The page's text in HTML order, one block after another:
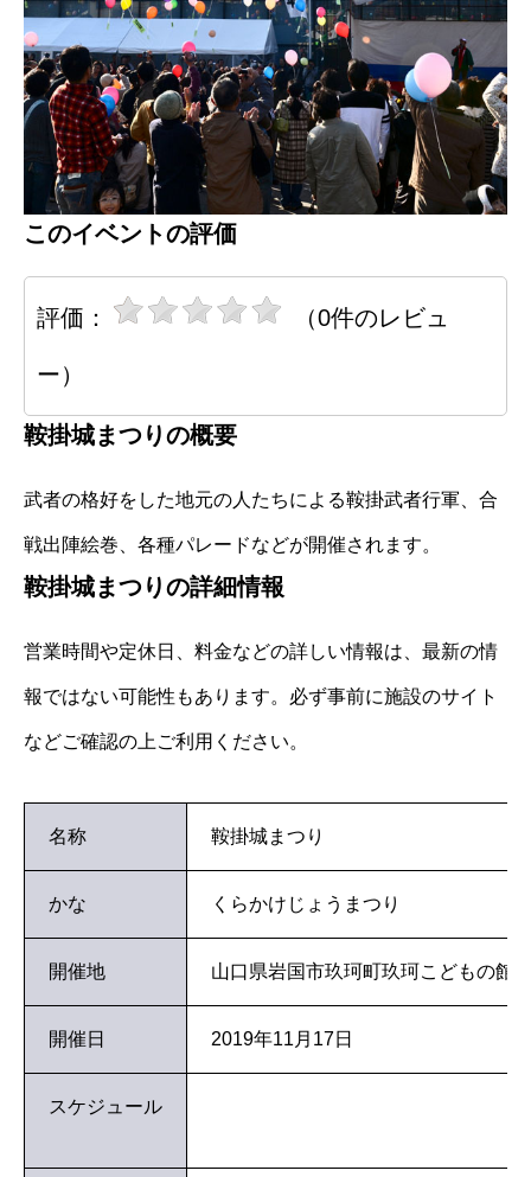
このイベントの評価
評価： （0件のレビュ
ー）
鞍掛城まつりの概要
武者の格好をした地元の人たちによる鞍掛武者行軍、合
戦出陣絵巻、各種パレードなどが開催されます。
鞍掛城まつりの詳細情報
営業時間や定休日、料金などの詳しい情報は、最新の情
報ではない可能性もあります。必ず事前に施設のサイト
などご確認の上ご利用ください。
名称 鞍掛城まつり
かな くらかけじょうまつり
開催地 山口県岩国市玖珂町玖珂こどもの館
開催日 2019年11月17日
スケジュール